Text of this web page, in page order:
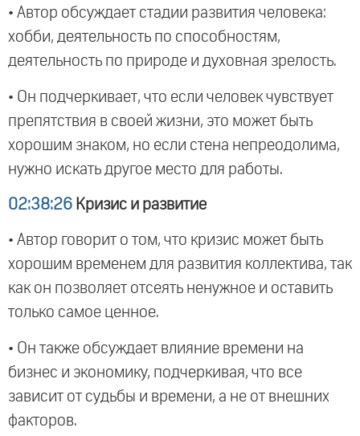
• Автор обсуждает стадии развития человека:
хобби, деятельность по способностям,
деятельность по природе и духовная зрелость.
• Он подчеркивает, что если человек чувствует
препятствия в своей жизни, это может быть
хорошим знаком, но если стена непреодолима,
нужно искать другое место для работы.
02:38:26 Кризис и развитие
• Автор говорит о том, что кризис может быть
хорошим временем для развития коллектива, так
как он позволяет отсеять ненужное и оставить
только самое ценное.
• Он также обсуждает влияние времени на
бизнес и экономику, подчеркивая, что все
зависит от судьбы и времени, а не от внешних
факторов.